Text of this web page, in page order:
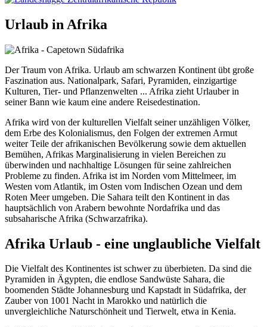
Urlaub in Afrika
Der Traum von Afrika. Urlaub am schwarzen Kontinent übt große
Faszination aus. Nationalpark, Safari, Pyramiden, einzigartige
Kulturen, Tier- und Pflanzenwelten ... Afrika zieht Urlauber in
seiner Bann wie kaum eine andere Reisedestination.
Afrika wird von der kulturellen Vielfalt seiner unzähligen Völker,
dem Erbe des Kolonialismus, den Folgen der extremen Armut
weiter Teile der afrikanischen Bevölkerung sowie dem aktuellen
Bemühen, Afrikas Marginalisierung in vielen Bereichen zu
überwinden und nachhaltige Lösungen für seine zahlreichen
Probleme zu finden. Afrika ist im Norden vom Mittelmeer, im
Westen vom Atlantik, im Osten vom Indischen Ozean und dem
Roten Meer umgeben. Die Sahara teilt den Kontinent in das
hauptsächlich von Arabern bewohnte Nordafrika und das
subsaharische Afrika (Schwarzafrika).
Afrika Urlaub - eine unglaubliche Vielfalt
Die Vielfalt des Kontinentes ist schwer zu überbieten. Da sind die
Pyramiden in Ägypten, die endlose Sandwüste Sahara, die
boomenden Städte Johannesburg und Kapstadt in Südafrika, der
Zauber von 1001 Nacht in Marokko und natürlich die
unvergleichliche Naturschönheit und Tierwelt, etwa in Kenia.